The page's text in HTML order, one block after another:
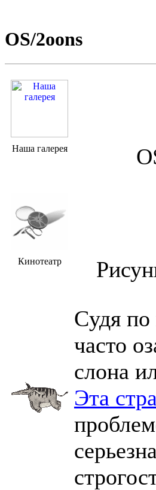
OS/2oons
Наша галерея
Кинотеатр
Cудя
часто
слона
Эта